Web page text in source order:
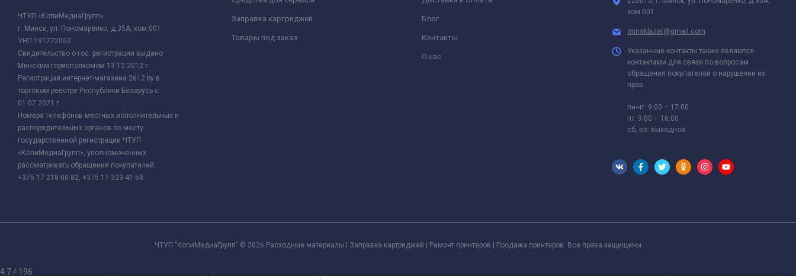
ЧТУП «КопиМедиаГрупп»
г. Минск, ул. Пономаренко, д.35А, ком.001
УНП 191772062
Свидетельство о гос. регистрации выдано
Минским горисполкомом 13.12.2012 г.
Регистрация интернет-магазина 2612.by в
торговом реестре Республики Беларусь с
01.07.2021 г.
Номера телефонов местных исполнительных и
распорядительных органов по месту
государственной регистрации ЧТУП
«КопиМедиаГрупп», уполномоченных
рассматривать обращения покупателей:
+375 17 218-00-82, +375 17 323-41-58.
Заправка картриджей
Товары под заказ
Блог
Контакты
О нас
ком.001
minskbulat@gmail.com
Указанные контакты также являются
контактами для связи по вопросам
обращения покупателей о нарушении их
прав.
пн-чт: 9:00 – 17.00
пт: 9:00 – 16.00
сб, вс: выходной
ЧТУП "КопиМедиаГрупп" © 2026 Расходные материалы | Заправка картриджей | Ремонт принтеров | Продажа принтеров. Все права защищены
4.7 / 196